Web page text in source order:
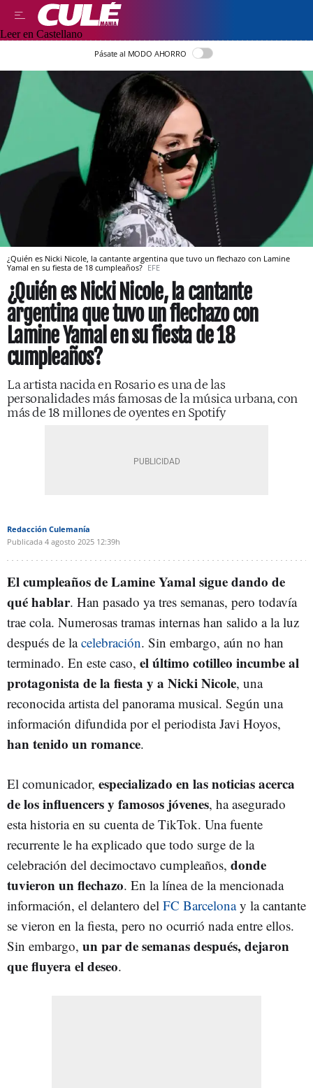
Leer en Castellano
Pásate al MODO AHORRO
¿Quién es Nicki Nicole, la cantante argentina que tuvo un flechazo con Lamine
Yamal en su fiesta de 18 cumpleaños? EFE
¿Quién es Nicki Nicole, la cantante
argentina que tuvo un flechazo con
Lamine Yamal en su fiesta de 18
cumpleaños?
La artista nacida en Rosario es una de las
personalidades más famosas de la música urbana, con
más de 18 millones de oyentes en Spotify
Redacción Culemanía
Publicada 4 agosto 2025 12:39h
El cumpleaños de Lamine Yamal sigue dando de
qué hablar. Han pasado ya tres semanas, pero todavía
trae cola. Numerosas tramas internas han salido a la luz
después de lacelebración. Sin embargo, aún no han
terminado. En este caso, el último cotilleo incumbe al
protagonista de la fiesta y a Nicki Nicole, una
reconocida artista del panorama musical. Según una
información difundida por el periodista Javi Hoyos,
han tenido un romance.
El comunicador, especializado en las noticias acerca
de los influencers y famosos jóvenes, ha asegurado
esta historia en su cuenta de TikTok. Una fuente
recurrente le ha explicado que todo surge de la
celebración del decimoctavo cumpleaños, donde
tuvieron un flechazo. En la línea de la mencionada
información, el delantero del FC Barcelonay la cantante
se vieron en la fiesta, pero no ocurrió nada entre ellos.
Sin embargo, un par de semanas después, dejaron
que fluyera el deseo.